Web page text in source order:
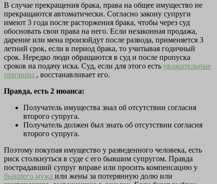
В случае прекращения брака, права на общее имущество не
прекращаются автоматически. Согласно закону супруги
имеют 3 года после расторжения брака, чтобы через суд
обосновать свои права на него. Если незаконная продажа,
дарение или мена произойдут после развода, применяется 3
летний срок, если в период брака, то учитывая годичный
срок. Нередко люди обращаются в суд и после пропуска
сроков на подачу иска. Суд, если для этого есть уважительные
причины , восстанавливает его.
Правда, есть 2 нюанса:
Получатель имущества знал об отсутствии согласия
второго супруга.
Получатель должен был знать об отсутствии согласия
второго супруга.
Поэтому покупая имущество у разведенного человека, есть
риск столкнуться в суде с его бывшим супругом. Правда
пострадавший супруг вправе или просить компенсацию у
бывшего мужа или жены за потерянную долю или